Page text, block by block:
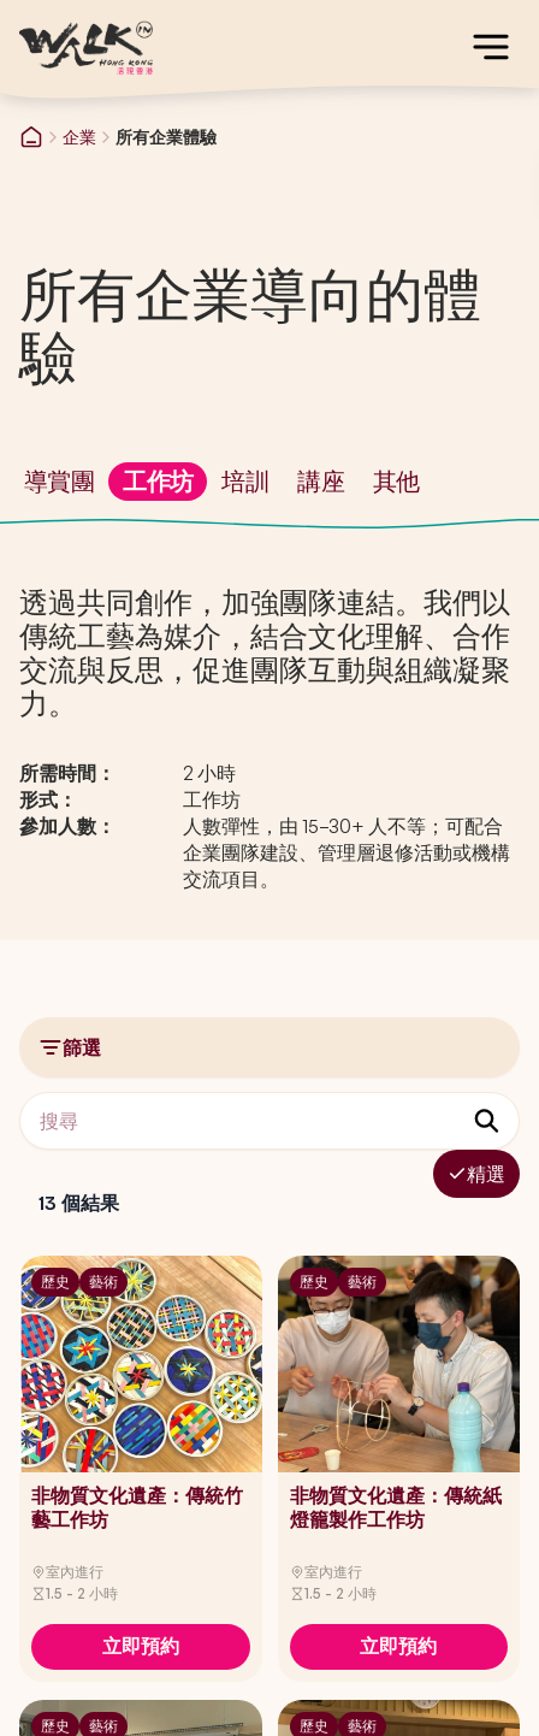
企業 所有企業體驗
所有企業導向的體
驗
導賞團 工作坊 培訓 講座 其他
透過共同創作，加強團隊連結。我們以
傳統工藝為媒介，結合文化理解、合作
交流與反思，促進團隊互動與組織凝聚
力。
所需時間：
2 小時
形式：
工作坊
參加人數：
人數彈性，由 15–30+ 人不等；可配合
企業團隊建設、管理層退修活動或機構
交流項目。
篩選
13 個結果
精選
歷史 藝術
非物質文化遺產：傳統竹
藝工作坊
室內進行
1.5 - 2 小時
立即預約
歷史 藝術
非物質文化遺產：傳統紙
燈籠製作工作坊
室內進行
1.5 - 2 小時
立即預約
歷史 藝術 歷史 藝術